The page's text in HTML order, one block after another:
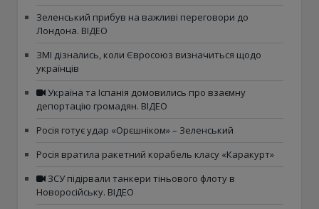
Зеленський прибув на важливі переговори до
Лондона. ВІДЕО
ЗМІ дізнались, коли Євросоюз визначиться щодо
українців
Україна та Іспанія домовились про взаємну
депортацію громадян. ВІДЕО
Росія готує удар «Орєшніком» – Зеленський
Росія вратила ракетний корабель класу «Каракурт»
ЗСУ підірвали танкери тіньового флоту в
Новоросійську. ВІДЕО